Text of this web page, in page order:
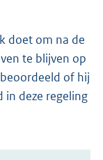
doet om na de
te blijven op
of hij
in deze regeling